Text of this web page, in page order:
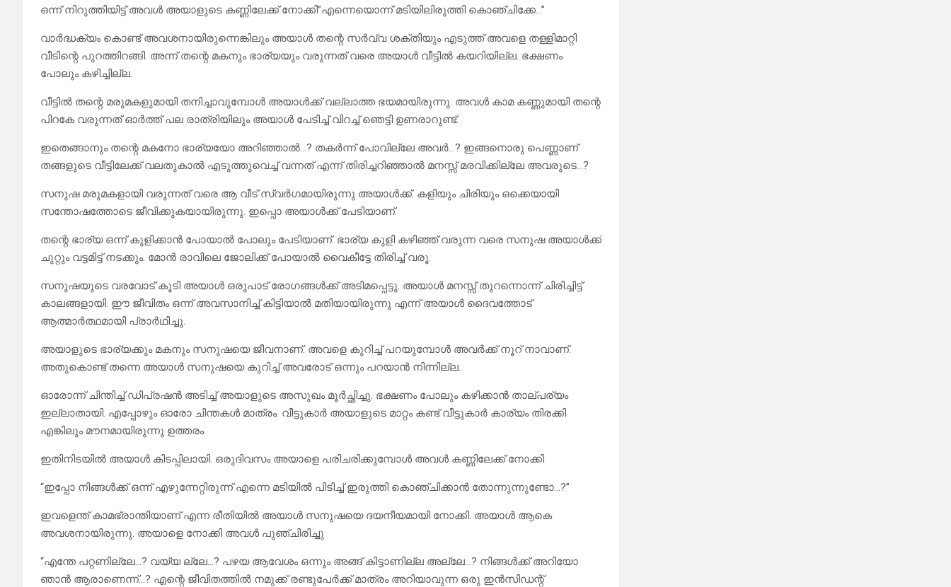
ഒന്ന് നിറുത്തിയിട്ട് അവൾ അയാളുടെ കണ്ണിലേക്ക് നോക്കി”എന്നെയൊന്ന് മടിയിലിരുത്തി കൊഞ്ചിക്കേ…”
വാർദ്ധക്യം കൊണ്ട് അവശനായിരുന്നെങ്കിലും അയാൾ തന്റെ സർവ്വ ശക്തിയും എടുത്ത് അവളെ തള്ളിമാറ്റി
വീടിന്റെ പുറത്തിറങ്ങി. അന്ന് തന്റെ മകനും ഭാര്യയും വരുന്നത് വരെ അയാൾ വീട്ടിൽ കയറിയില്ല. ഭക്ഷണം
പോലും കഴിച്ചില്ല.
വീട്ടിൽ തന്റെ മരുമകളുമായി തനിച്ചാവുമ്പോൾ അയാൾക്ക് വല്ലാത്ത ഭയമായിരുന്നു. അവൾ കാമ കണ്ണുമായി തന്റെ
പിറകേ വരുന്നത് ഓർത്ത് പല രാത്രിയിലും അയാൾ പേടിച്ച് വിറച്ച് ഞെട്ടി ഉണരാറുണ്ട്.
ഇതെങ്ങാനും തന്റെ മകനോ ഭാര്യയോ അറിഞ്ഞാൽ…? തകർന്ന് പോവില്ലേ അവർ…? ഇങ്ങനൊരു പെണ്ണാണ്
തങ്ങളുടെ വീട്ടിലേക്ക് വലതുകാൽ എടുത്തുവെച്ച് വന്നത് എന്ന് തിരിച്ചറിഞ്ഞാൽ മനസ്സ് മരവിക്കില്ലേ അവരുടെ…?
സനുഷ മരുമകളായി വരുന്നത് വരെ ആ വീട് സ്വർഗമായിരുന്നു അയാൾക്ക്. കളിയും ചിരിയും ഒക്കെയായി
സന്തോഷത്തോടെ ജീവിക്കുകയായിരുന്നു. ഇപ്പൊ അയാൾക്ക് പേടിയാണ്.
തന്റെ ഭാര്യ ഒന്ന് കുളിക്കാൻ പോയാൽ പോലും പേടിയാണ്. ഭാര്യ കുളി കഴിഞ്ഞ് വരുന്ന വരെ സനുഷ അയാൾക്ക്
ചുറ്റും വട്ടമിട്ട് നടക്കും. മോൻ രാവിലെ ജോലിക്ക് പോയാൽ വൈകീട്ടേ തിരിച്ച് വരൂ.
സനുഷയുടെ വരവോട് കൂടി അയാൾ ഒരുപാട് രോഗങ്ങൾക്ക് അടിമപ്പെട്ടു. അയാൾ മനസ്സ് തുറന്നൊന്ന് ചിരിച്ചിട്ട്
കാലങ്ങളായി. ഈ ജീവിതം ഒന്ന് അവസാനിച്ച് കിട്ടിയാൽ മതിയായിരുന്നു എന്ന് അയാൾ ദൈവത്തോട്
ആത്മാർത്ഥമായി പ്രാർഥിച്ചു.
അയാളുടെ ഭാര്യക്കും മകനും സനുഷയെ ജീവനാണ്. അവളെ കുറിച്ച് പറയുമ്പോൾ അവർക്ക് നൂറ് നാവാണ്.
അതുകൊണ്ട് തന്നെ അയാൾ സനുഷയെ കുറിച്ച് അവരോട് ഒന്നും പറയാൻ നിന്നില്ല.
ഓരോന്ന് ചിന്തിച്ച് ഡിപ്രഷൻ അടിച്ച് അയാളുടെ അസുഖം മൂർച്ഛിച്ചു. ഭക്ഷണം പോലും കഴിക്കാൻ താല്പര്യം
ഇല്ലാതായി. എപ്പോഴും ഓരോ ചിന്തകൾ മാത്രം. വീട്ടുകാർ അയാളുടെ മാറ്റം കണ്ട് വീട്ടുകാർ കാര്യം തിരക്കി
എങ്കിലും മൗനമായിരുന്നു ഉത്തരം.
ഇതിനിടയിൽ അയാൾ കിടപ്പിലായി. ഒരുദിവസം അയാളെ പരിചരിക്കുമ്പോൾ അവൾ കണ്ണിലേക്ക് നോക്കി
“ഇപ്പോ നിങ്ങൾക്ക് ഒന്ന് എഴുന്നേറ്റിരുന്ന് എന്നെ മടിയിൽ പിടിച്ച് ഇരുത്തി കൊഞ്ചിക്കാൻ തോന്നുന്നുണ്ടോ…?”
ഇവളെന്ത് കാമഭ്രാന്തിയാണ് എന്ന രീതിയിൽ അയാൾ സനുഷയെ ദയനീയമായി നോക്കി. അയാൾ ആകെ
അവശനായിരുന്നു. അയാളെ നോക്കി അവൾ പുഞ്ചിരിച്ചു
“എന്തേ പറ്റണില്ലേ…? വയ്യ ല്ലേ…? പഴയ ആവേശം ഒന്നും അങ്ങ് കിട്ടാണില്ല അല്ലേ…? നിങ്ങൾക്ക് അറിയോ
ഞാൻ ആരാണെന്ന്…? എന്റെ ജീവിതത്തിൽ നമുക്ക് രണ്ടുപേർക്ക് മാത്രം അറിയാവുന്ന ഒരു ഇൻസിഡന്റ്